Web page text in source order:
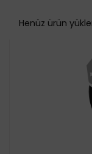
Henüz ürün